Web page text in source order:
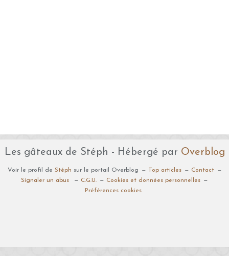
Les gâteaux de Stéph - Hébergé par Overblog
Voir le profil de Stéph sur le portail Overblog Top articles
Contact
Signaler un abus
C.G.U.
Cookies et données personnelles
Préférences cookies